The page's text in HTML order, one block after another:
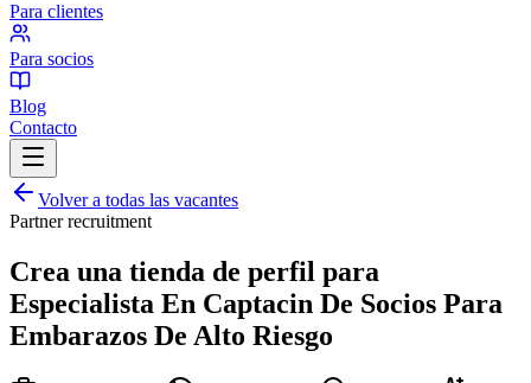
Para clientes
Para socios
Blog
Contacto
Volver a todas las vacantes
Partner recruitment
Crea una tienda de perfil para
Especialista En Captacin De Socios Para
Embarazos De Alto Riesgo